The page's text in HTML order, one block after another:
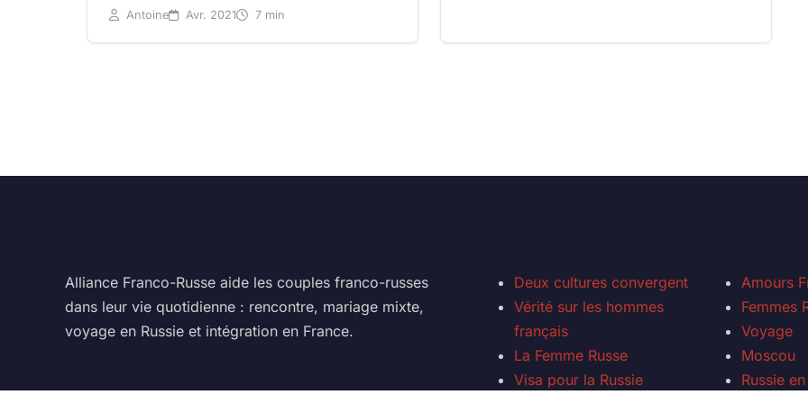
Antoine Avr. 2021 7 min
Alliance Franco-Russe aide les couples franco-russes
dans leur vie quotidienne : rencontre, mariage mixte,
voyage en Russie et intégration en France.
Deux cultures convergent
Vérité sur les hommes
français
La Femme Russe
Visa pour la Russie
Amours
Femmes
Voyage
Moscou
Russie